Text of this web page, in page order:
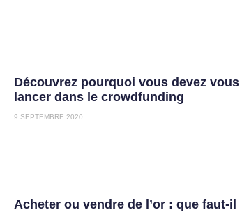
Découvrez pourquoi vous devez vous
lancer dans le crowdfunding
9 SEPTEMBRE 2020
Acheter ou vendre de l’or : que faut-il